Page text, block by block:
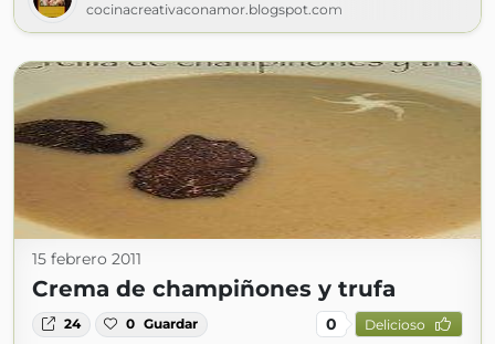
cocinacreativaconamor.blogspot.com
15 febrero 2011
Crema de champiñones y trufa
24 0 Guardar 0 Delicioso